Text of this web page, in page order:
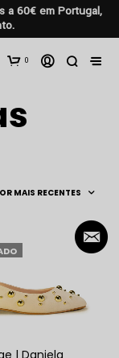
a 60€ em Portugal,
0
| Daniela